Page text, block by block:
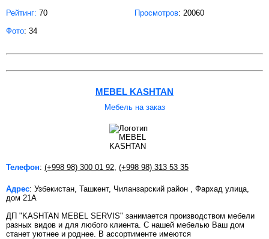
Рейтинг: 70 Просмотров: 20060
Фото: 34
MEBEL KASHTAN
Мебель на заказ
Телефон: (+998 98) 300 01 92 (+998 98) 313 53 35
Адрес: Узбекистан, Ташкент, Чиланзарский район , Фархад улица,
дом 21А
ДП "KASHTAN MEBEL SERVIS" занимается производством мебели
разных видов и для любого клиента. С нашей мебелью Ваш дом
станет уютнее и роднее. В ассортименте имеются